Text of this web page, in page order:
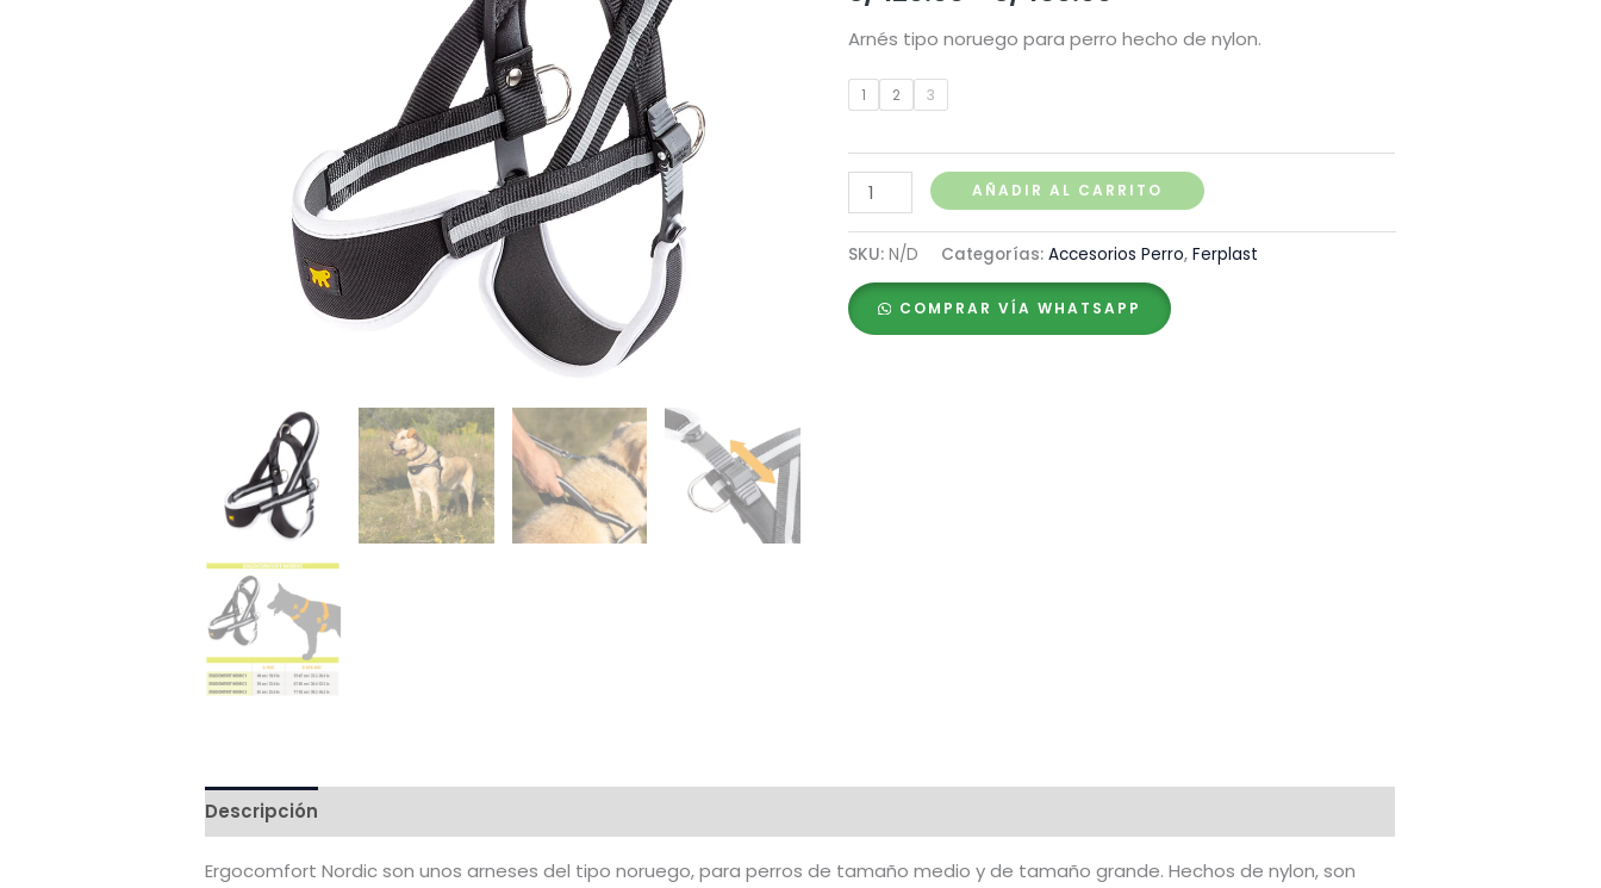
de
S/ 120.00
hasta
S/ 160.00
Arnés tipo noruego para perro hecho de nylon.
1 2 3
Ferplast
Arnés
Ergocomfort
Nordic
cantidad
AÑADIR AL CARRITO
SKU: N/D Categorías: Accesorios Perro, Ferplast
COMPRAR VÍA WHATSAPP
Descripción
Ergocomfort Nordic son unos arneses del tipo noruego, para perros de tamaño medio y de tamaño grande. Hechos de nylon, son